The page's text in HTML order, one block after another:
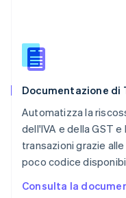
Documentazione di
Automatizza la
dell'IVA e della GST
transazioni grazie
poco codice
Consulta la
English
Singapore
Slovacchia
English
Slovenia
Spagna
EspañolEnglish
English Español简体